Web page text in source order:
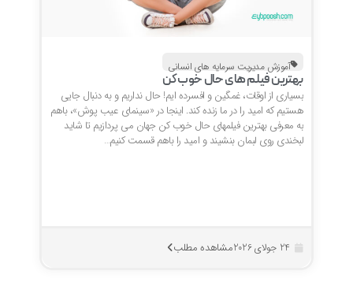
آموزش مدیریت سرمایه های انسانی
بهترین فیلم های حال خوب کن
بسیاری از اوقات، غمگین و افسرده ایم! حال نداریم و به دنبال جایی
هستیم که امید را در ما زنده کند. اینجا در «سینمای عیب پوش»، باهم
به معرفی بهترین فیلمهای حال خوب کن جهان می پردازیم تا شاید
لبخندی روی لبمان بنشیند و امید را باهم قسمت کنیم…
24 جولای 2026 مشاهده مطلب